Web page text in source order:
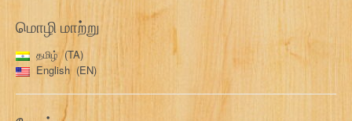
மொழி மாற்று
தமிழ்
TA
English
EN